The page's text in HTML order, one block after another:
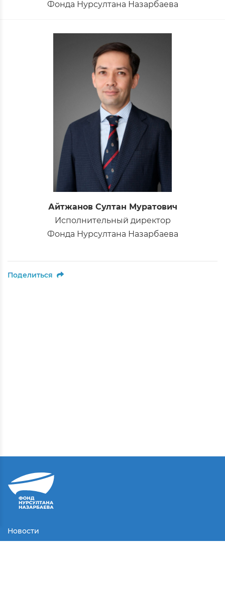
Фонда Нурсултана Назарбаева
Айтжанов Султан Муратович
Исполнительный директор
Фонда Нурсултана Назарбаева
Поделиться
Новости